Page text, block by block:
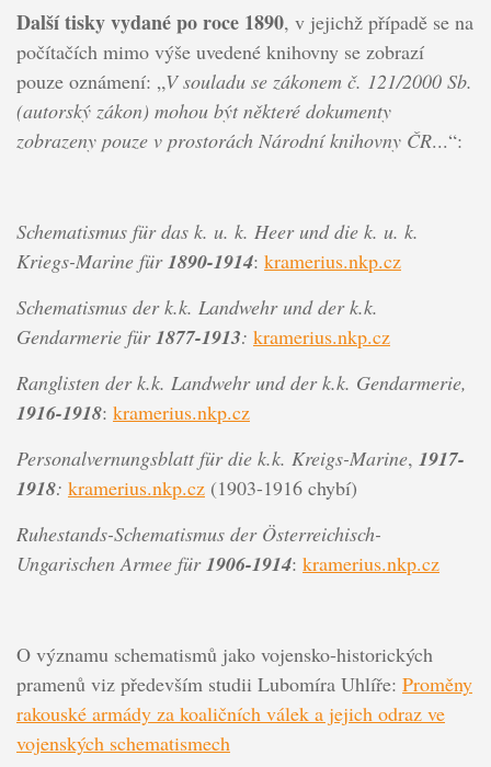
Další tisky vydané po roce 1890, v jejichž případě se na
počítačích mimo výše uvedené knihovny se zobrazí
pouze oznámení: „V souladu se zákonem č. 121/2000 Sb.
(autorský zákon) mohou být některé dokumenty
zobrazeny pouze v prostorách Národní knihovny ČR...“:
Schematismus für das k. u. k. Heer und die k. u. k.
Kriegs-Marine für1890-1914: kramerius.nkp.cz
Schematismus der k.k. Landwehr und der k.k.
Gendarmerie für1877-1913: kramerius.nkp.cz
Ranglisten der k.k. Landwehr und der k.k. Gendarmerie,
1916-1918: kramerius.nkp.cz
Personalvernungsblatt für die k.k. Kreigs-Marine, 1917-
1918: kramerius.nkp.cz(1903-1916 chybí)
Ruhestands-Schematismus der Österreichisch-
Ungarischen Armee für1906-1914: kramerius.nkp.cz
O významu schematismů jako vojensko-historických
pramenů viz především studii Lubomíra Uhlíře: Proměny
rakouské armády za koaličních válek a jejich odraz ve
vojenských schematismech